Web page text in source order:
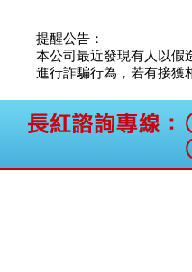
提醒公告：
本公司最近發現有人以假
進行詐騙行為，若有接獲